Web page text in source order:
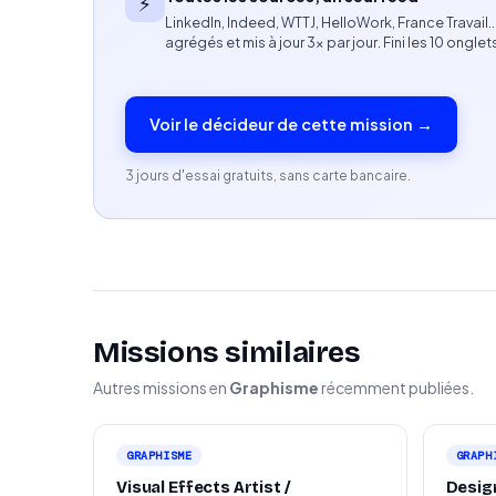
Expérience en production de contenus
Connaissance des outils de création
Capacité à transmettre des compétences
Profil recherché
Formateur disposant d’au moins 1 an
Pédagogie, clarté et capacité à accompagner
Maîtrise des outils de création visuelle et
Capacité à adapter le contenu de formation
LinkedIn, Indeed, WTTJ, HelloWork, France Travail…
agrégés et mis à jour 3× par jour. Fini les 10
Voir le décideur de cette mission →
3 jours d'essai gratuits, sans carte bancaire.
Missions similaires
Autres missions en Graphisme récemment publiées.
GRAPHISME
Visual Effects Artist /